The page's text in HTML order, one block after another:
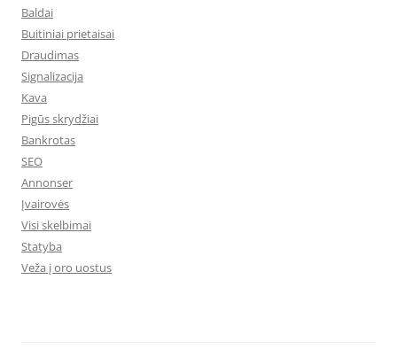
Baldai
Buitiniai prietaisai
Draudimas
Signalizacija
Kava
Pigūs skrydžiai
Bankrotas
SEO
Annonser
Įvairovės
Visi skelbimai
Statyba
Veža į oro uostus